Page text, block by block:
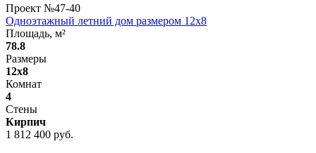
Проект №47-40
Одноэтажный летний дом размером 12x8
Площадь, м²
78.8
Размеры
12x8
Комнат
4
Стены
Кирпич
1 812 400 руб.